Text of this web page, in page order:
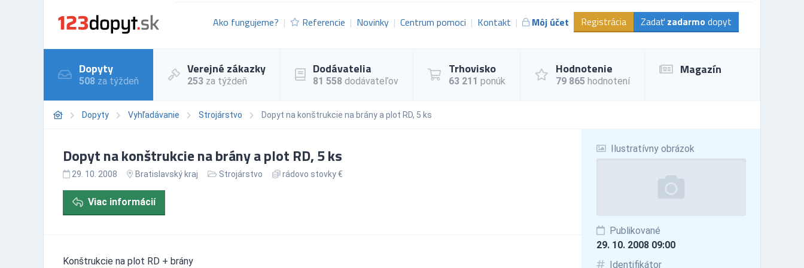
Ako fungujeme? Referencie Novinky Centrum pomoci Kontakt Môj účet Registrácia Zadať zadarmo dopyt
Dopyty
508 za týždeň
Verejné zákazky
253 za týždeň
Dodávatelia
81 558 dodávateľov
Trhovisko
63 211 ponúk
Hodnotenie
79 865 hodnotení
Magazín
Dopyty Vyhľadávanie Strojárstvo Dopyt na konštrukcie na brány a plot RD, 5 ks
Ilustratívny obrázok
Publikované
29. 10. 2008 09:00
Identifikátor
Dopyt na konštrukcie na brány a plot RD, 5 ks
29. 10. 2008 Bratislavský kraj Strojárstvo rádovo stovky €
Viac informácií
Konštrukcie na plot RD + brány